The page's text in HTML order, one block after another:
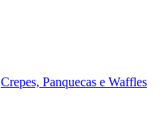
Crepes, Panquecas e Waffles